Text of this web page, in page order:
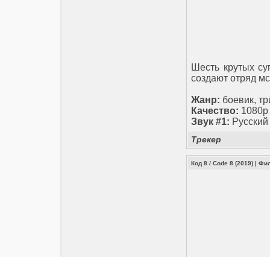
Шесть крутых
создают отряд
Жанр: боевик,
Качество:
Звук #1:
Трекер
Код 8 / Code 8 (2019) |